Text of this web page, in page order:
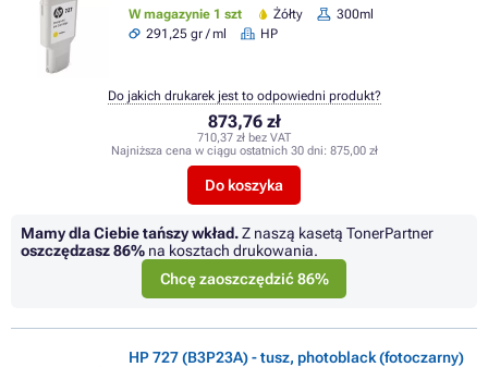
W magazynie 1 szt Żółty
300ml
291,25 gr / ml
HP
873,76 zł
710,37 zł bez VAT
Najniższa cena w ciągu ostatnich 30 dni: 875,00 zł
Do koszyka
Do jakich drukarek jest to odpowiedni produkt?
Mamy dla Ciebie tańszy wkład.Z naszą kasetą TonerPartner
oszczędzasz86% na kosztach drukowania.
Chcę zaoszczędzić 86%
HP 727 (B3P23A) - tusz, photoblack (fotoczarny)